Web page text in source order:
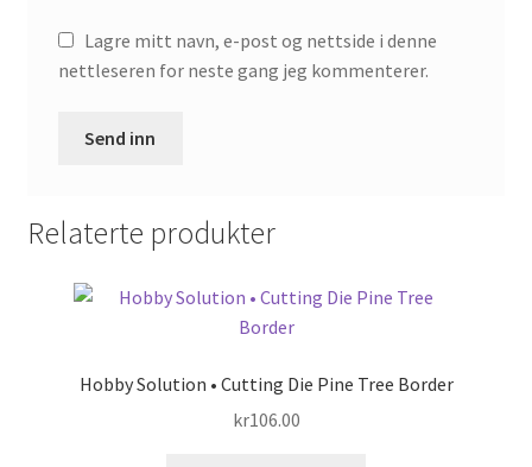
Lagre mitt navn, e-post og nettside i denne
nettleseren for neste gang jeg kommenterer.
Relaterte produkter
Hobby Solution • Cutting Die Pine Tree Border
kr106.00